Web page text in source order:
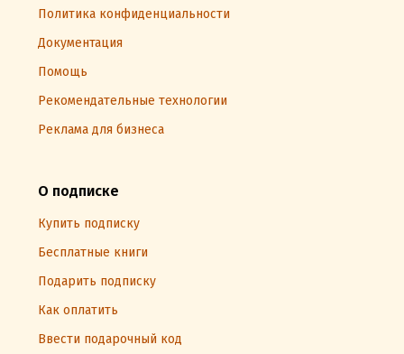
Политика конфиденциальности
Документация
Помощь
Рекомендательные технологии
Реклама для бизнеса
О подписке
Купить подписку
Бесплатные книги
Подарить подписку
Как оплатить
Ввести подарочный код